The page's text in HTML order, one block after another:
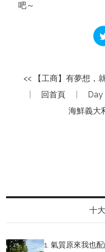
吧～
<< 【工商】有夢想，
回首頁
Day
海鮮義大
十
1. 氣質原來我也